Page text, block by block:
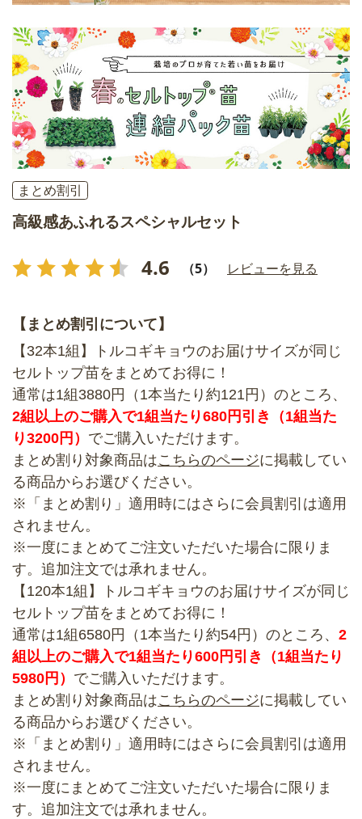
まとめ割引
高級感あふれるスペシャルセット
4.6 （5） レビューを見る
【まとめ割引について】
【32本1組】トルコギキョウのお届けサイズが同じ
セルトップ苗をまとめてお得に！
通常は1組3880円（1本当たり約121円）のところ、
2組以上のご購入で1組当たり680円引き（1組当た
り3200円） でご購入いただけます。
まとめ割り対象商品はこちらのページに掲載してい
る商品からお選びください。
※「まとめ割り」適用時にはさらに会員割引は適用
されません。
※一度にまとめてご注文いただいた場合に限りま
す。追加注文では承れません。
【120本1組】トルコギキョウのお届けサイズが同じ
セルトップ苗をまとめてお得に！
通常は1組6580円（1本当たり約54円）のところ、 2
組以上のご購入で1組当たり600円引き（1組当たり
5980円） でご購入いただけます。
まとめ割り対象商品はこちらのページに掲載してい
る商品からお選びください。
※「まとめ割り」適用時にはさらに会員割引は適用
されません。
※一度にまとめてご注文いただいた場合に限りま
す。追加注文では承れません。